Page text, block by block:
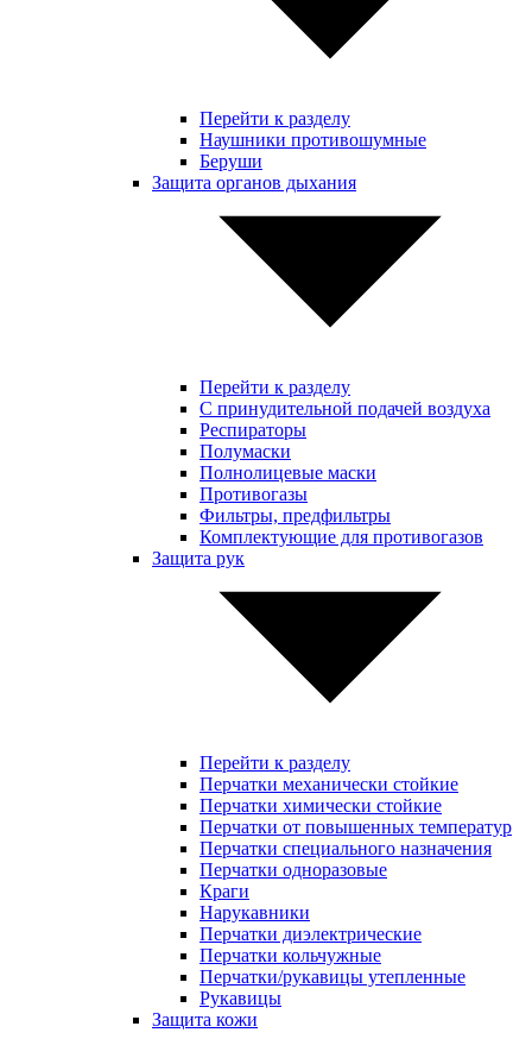
Перейти к разделу
Наушники противошумные
Беруши
Защита органов дыхания
Перейти к разделу
С принудительной подачей воздуха
Респираторы
Полумаски
Полнолицевые маски
Противогазы
Фильтры, предфильтры
Комплектующие для противогазов
Защита рук
Перейти к разделу
Перчатки механически стойкие
Перчатки химически стойкие
Перчатки от повышенных температур
Перчатки специального назначения
Перчатки одноразовые
Краги
Нарукавники
Перчатки диэлектрические
Перчатки кольчужные
Перчатки/рукавицы утепленные
Рукавицы
Защита кожи